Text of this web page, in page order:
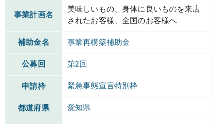
事業計画名
美味しいもの、身体に良いものを来店
されたお客様、全国のお客様へ
補助金名 事業再構築補助金
公募回 第2回
申請枠 緊急事態宣言特別枠
都道府県 愛知県